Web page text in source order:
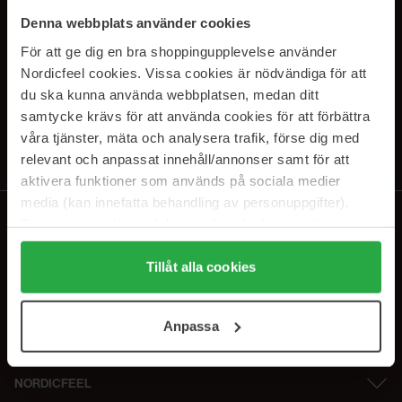
Denna webbplats använder cookies
För att ge dig en bra shoppingupplevelse använder
Nordicfeel cookies. Vissa cookies är nödvändiga för att
du ska kunna använda webbplatsen, medan ditt
samtycke krävs för att använda cookies för att förbättra
våra tjänster, mäta och analysera trafik, förse dig med
relevant och anpassat innehåll/annonser samt för att
aktivera funktioner som används på sociala medier
media (kan innefatta behandling av personuppgifter).
Genom att trycka på "Tillåt alla cookies" accepterar du
alla cookies, medan du under "Detaljer" kan anpassa
användningen av cookies. Du kan när som helst återkalla
samt vår Integritetspolicy.
Tillåt alla cookies
Anpassa
SUBSCRIBE TO OUR
NEWSLETTER
E-postadresse
Ved å abonnere godtar du vårpersonvernerklæring. Du kan melde deg
NORDICFEEL